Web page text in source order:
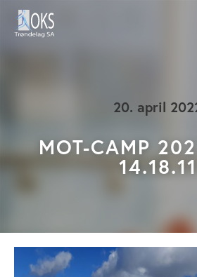
20. april
MOT-CAMP
14.18.11